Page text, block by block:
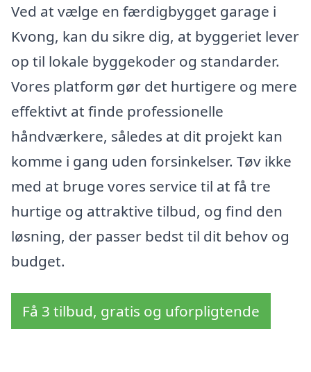
Ved at vælge en færdigbygget garage i
Kvong, kan du sikre dig, at byggeriet lever
op til lokale byggekoder og standarder.
Vores platform gør det hurtigere og mere
effektivt at finde professionelle
håndværkere, således at dit projekt kan
komme i gang uden forsinkelser. Tøv ikke
med at bruge vores service til at få tre
hurtige og attraktive tilbud, og find den
løsning, der passer bedst til dit behov og
budget.
Få 3 tilbud, gratis og uforpligtende